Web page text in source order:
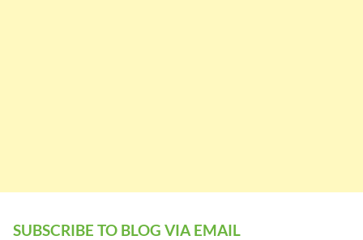
SUBSCRIBE TO BLOG VIA EMAIL